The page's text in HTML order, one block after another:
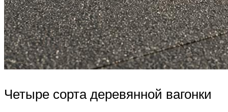
Четыре сорта деревянной вагонки